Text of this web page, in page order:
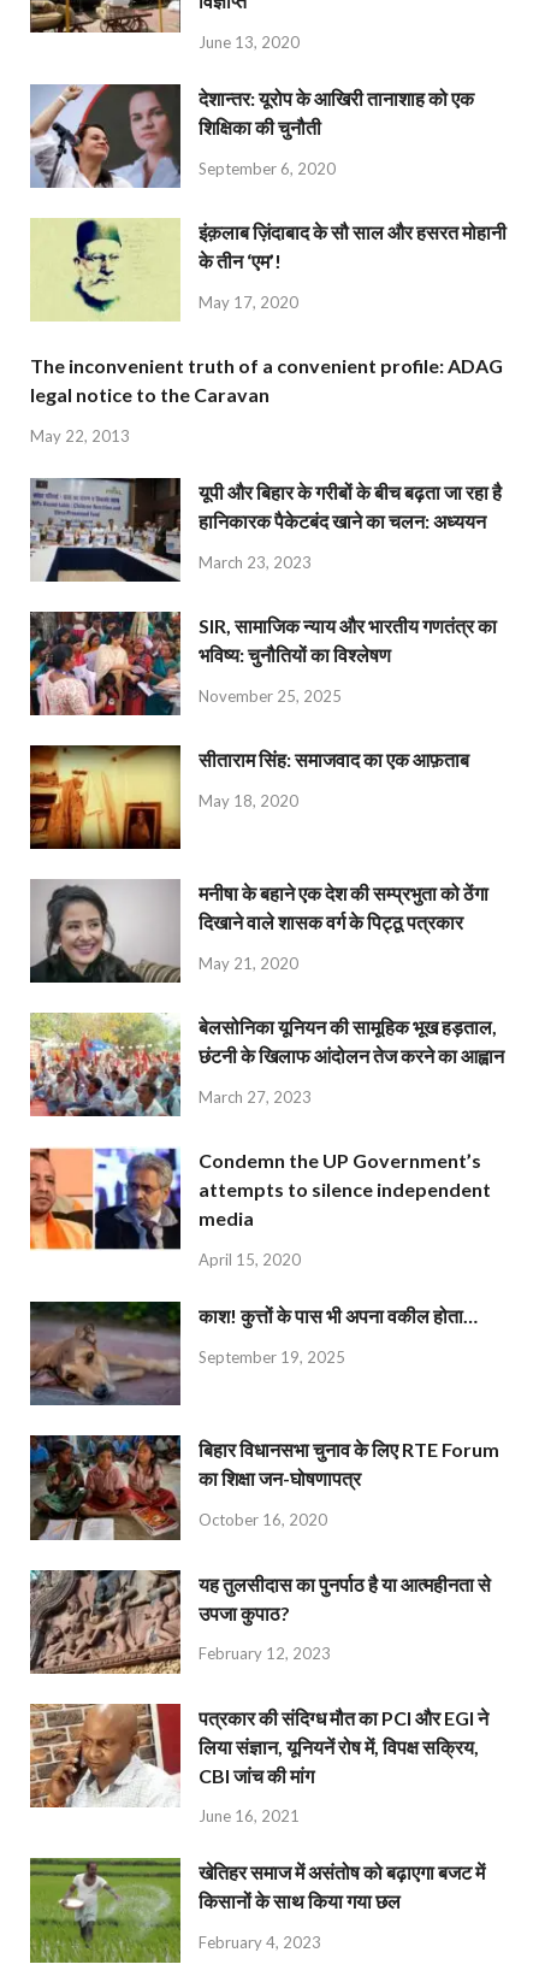
June 13, 2020
देशान्‍तर: यूरोप के आखिरी तानाशाह को एक
शिक्षिका की चुनौती
September 6, 2020
इंक़लाब ज़िंदाबाद के सौ साल और हसरत मोहानी
के तीन ‘एम’!
May 17, 2020
The inconvenient truth of a convenient profile: ADAG
legal notice to the Caravan
May 22, 2013
यूपी और बिहार के गरीबों के बीच बढ़ता जा रहा है
हानिकारक पैकेटबंद खाने का चलन: अध्ययन
March 23, 2023
SIR, सामाजिक न्याय और भारतीय गणतंत्र का
भविष्य: चुनौतियों का विश्लेषण
November 25, 2025
सीताराम सिंह: समाजवाद का एक आफ़ताब
May 18, 2020
मनीषा के बहाने एक देश की सम्प्रभुता को ठेंगा
दिखाने वाले शासक वर्ग के पिट्ठू पत्रकार
May 21, 2020
बेलसोनिका यूनियन की सामूहिक भूख हड़ताल,
छंटनी के खिलाफ आंदोलन तेज करने का आह्वान
March 27, 2023
Condemn the UP Government’s
attempts to silence independent
media
April 15, 2020
काश! कुत्तों के पास भी अपना वकील होता…
September 19, 2025
बिहार विधानसभा चुनाव के लिए RTE Forum
का शिक्षा जन-घोषणापत्र
October 16, 2020
यह तुलसीदास का पुनर्पाठ है या आत्महीनता से
उपजा कुपाठ?
February 12, 2023
पत्रकार की संदिग्ध मौत का PCI और EGI ने
लिया संज्ञान, यूनियनें रोष में, विपक्ष सक्रिय,
CBI जांच की मांग
June 16, 2021
खेतिहर समाज में असंतोष को बढ़ाएगा बजट में
किसानों के साथ किया गया छल
February 4, 2023